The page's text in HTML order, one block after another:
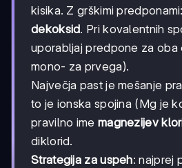
kisika. Z grškimi
dekoksid. Pri kovalentnih
uporabljaj predpone za oba
mono- za prvega).
Največja past je mešanje
to je ionska spojina (Mg je
pravilno ime magnezijev
diklorid.
Strategija za uspeh: najprej